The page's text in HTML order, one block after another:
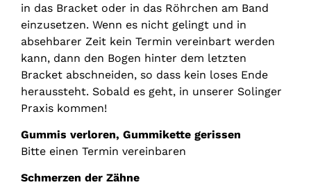
in das Bracket oder in das Röhrchen am Band
einzusetzen. Wenn es nicht gelingt und in
absehbarer Zeit kein Termin vereinbart werden
kann, dann den Bogen hinter dem letzten
Bracket abschneiden, so dass kein loses Ende
heraussteht. Sobald es geht, in unserer Solinger
Praxis kommen!
Gummis verloren, Gummikette gerissen
Bitte einen Termin vereinbaren
Schmerzen der Zähne